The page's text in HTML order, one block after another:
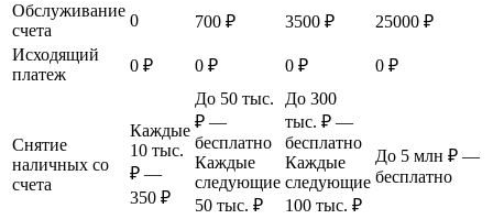
Обслуживание
счета
0 700 ₽ 3500 ₽
25000 ₽
Исходящий
платеж
0 ₽ 0 ₽ 0 ₽ 0 ₽
Снятие
наличных со
счета
Каждые
10 тыс.
₽ —
350 ₽
До 50 тыс.
₽ —
бесплатно
Каждые
следующие
50 тыс. ₽
До 300
тыс. ₽ —
бесплатно
Каждые
следующие
100 тыс. ₽
До 5 млн ₽ —
бесплатно